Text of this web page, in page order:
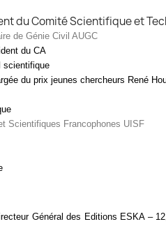
du Comité Scientifique et
de Génie Civil AUGC
du CA
scientifique
du prix jeunes chercheurs René
Scientifiques Francophones UISF
Général des Editions ESKA –